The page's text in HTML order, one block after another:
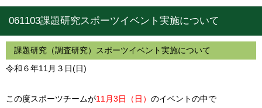
061103課題研究スポーツイベント実施について
課題研究（調査研究）スポーツイベント実施について
令和６年11月３日(日)
この度スポーツチームが11月3日（日） のイベントの中で